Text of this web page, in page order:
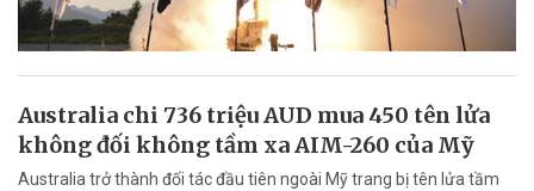
Australia chi 736 triệu AUD mua 450 tên lửa
không đối không tầm xa AIM-260 của Mỹ
Australia trở thành đối tác đầu tiên ngoài Mỹ trang bị tên lửa tầm